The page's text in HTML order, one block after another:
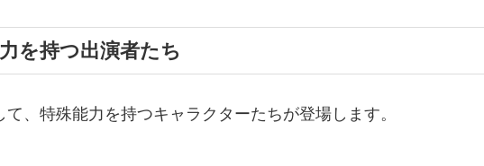
を持つ出演者たち
、特殊能力を持つキャラクターたちが登場します。